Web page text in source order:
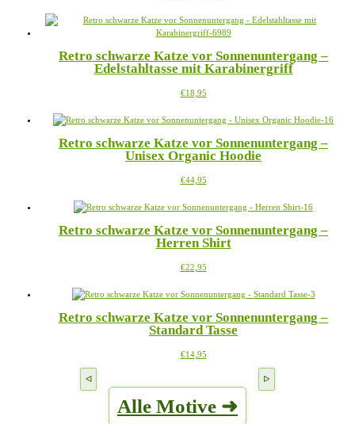
der
Produktseite
werden
bis
€38,95
weist
mehrere
auf.
Die
der
gewählt
werden
Retro schwarze Katze vor Sonnenuntergang –
Edelstahltasse mit Karabinergriff
€18,95Dieses
weist
Varianten
auf.
Optionen
auf
Produktseite
gewählt
Retro schwarze Katze vor Sonnenuntergang –
Unisex Organic Hoodie
€44,95Dieses
weist
Varianten
auf.
Optionen
auf
Produktseite
gewählt
Retro schwarze Katze vor Sonnenuntergang –
Herren Shirt
€22,95Dieses
weist
Varianten
auf.
Optionen
Produktseite
gewählt
Retro schwarze Katze vor Sonnenuntergang –
Standard Tasse
€14,95Dieses
Varianten
auf.
Alle Motive ➜